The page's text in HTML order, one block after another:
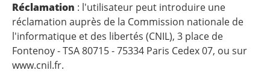
Réclamation : l'utilisateur peut introduire une
réclamation auprès de la Commission nationale de
l'informatique et des libertés (CNIL), 3 place de
Fontenoy - TSA 80715 - 75334 Paris Cedex 07, ou sur
www.cnil.fr.